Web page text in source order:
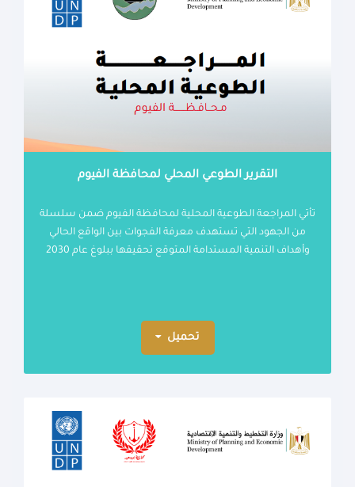
التقرير الطوعي المحلي لمحافظة الفيوم
تأتي المراجعة الطوعية المحلية لمحافظة الفيوم ضمن سلسلة
من الجهود التي تستهدف معرفة الفجوات بين الواقع الحالي
وأهداف التنمية المستدامة المتوقع تحقيقها ببلوغ عام 2030
تحميل